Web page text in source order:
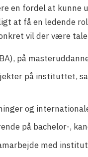
en fordel at
at få en ledende
vil der være
på
på instituttet,
og
på bachelor-,
med